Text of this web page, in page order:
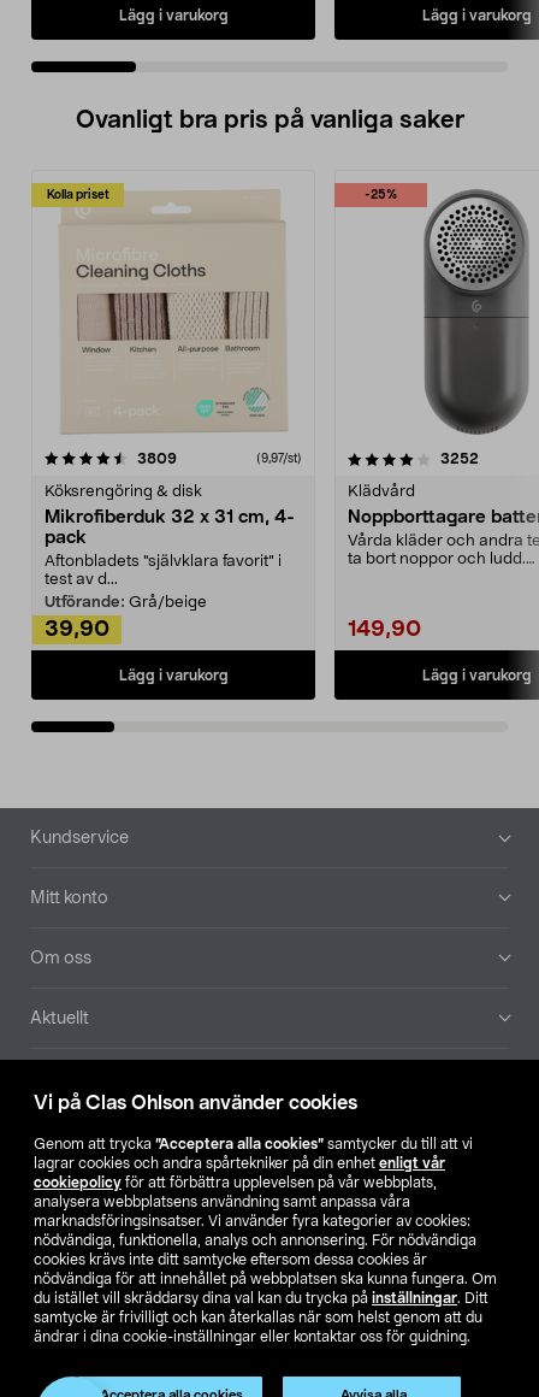
Vi på Clas Ohlson använder cookies
Genom att trycka ”Acceptera alla cookies” samtycker du till att vi
lagrar cookies och andra spårtekniker på din enhet enligt vår
cookiepolicy för att förbättra upplevelsen på vår webbplats,
analysera webbplatsens användning samt anpassa våra
marknadsföringsinsatser. Vi använder fyra kategorier av cookies:
nödvändiga, funktionella, analys och annonsering. För nödvändiga
cookies krävs inte ditt samtycke eftersom dessa cookies är
nödvändiga för att innehållet på webbplatsen ska kunna fungera. Om
du istället vill skräddarsy dina val kan du trycka på inställningar. Ditt
samtycke är frivilligt och kan återkallas när som helst genom att du
ändrar i dina cookie-inställningar eller kontaktar oss för guidning.
Produkten har utgått
Lägg i varukorg Lägg i varukorg
Ovanligt bra pris på vanliga saker
Kolla priset
3809recensioner (9,97/st)
Köksrengöring & disk
Mikrofiberduk 32 x 31 cm, 4-
pack
Aftonbladets "självklara favorit” i
test av d...
Utförande: Grå/beige
39,90
Lägg i varukorg
-25%
4.0av 5 stjärnor 3252
Klädvård
Noppborttagare
Vårda kläder och andra
ta bort noppor och ludd.
149,90
Lägg i varukorg
4.5av 5 stjärnor
Sidfot
Kundservice
Mitt konto
Om oss
Aktuellt
Hitta butik
SE NO FI
Ändra till priser exklusive moms